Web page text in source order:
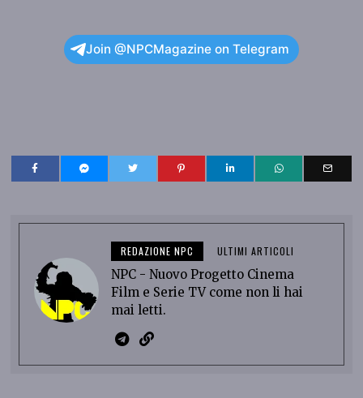
Join @NPCMagazine on Telegram
REDAZIONE NPC ULTIMI ARTICOLI
NPC - Nuovo Progetto Cinema
Film e Serie TV come non li hai
mai letti.